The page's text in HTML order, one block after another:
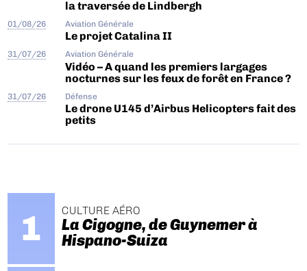
la traversée de Lindbergh
01/08/26 Aviation Générale
Le projet Catalina II
31/07/26 Aviation Générale
Vidéo – A quand les premiers largages
nocturnes sur les feux de forêt en France ?
31/07/26 Défense
Le drone U145 d’Airbus Helicopters fait des
petits
CULTURE AÉRO
La Cigogne, de Guynemer à
Hispano-Suiza